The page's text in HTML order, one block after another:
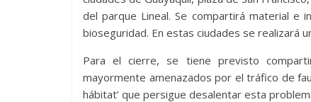
del parque Lineal. Se compartirá material e
bioseguridad. En estas ciudades se realizará
Para el cierre, se tiene previsto
mayormente amenazados por el tráfico de
hábitat’ que persigue desalentar esta